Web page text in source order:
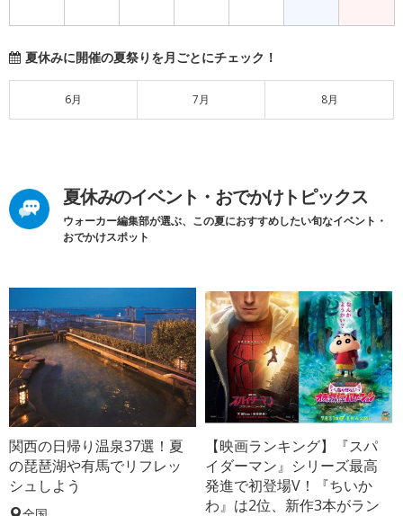
夏休みに開催の夏祭りを月ごとにチェック！
6月 7月 8月
夏休みのイベント・おでかけトピックス
ウォーカー編集部が選ぶ、この夏におすすめしたい旬なイベント・
おでかけスポット
関西の日帰り温泉37選！夏
の琵琶湖や有馬でリフレッ
シュしよう
【映画ランキング】『スパ
イダーマン』シリーズ最高
発進で初登場V！『ちいか
わ』は2位、新作3本がラン